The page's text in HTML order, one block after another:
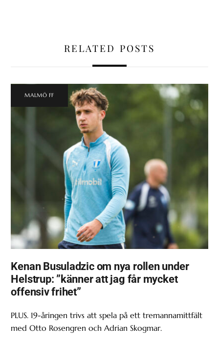
RELATED POSTS
MALMÖ FF
Kenan Busuladzic om nya rollen under
Helstrup: ”känner att jag får mycket
offensiv frihet”
PLUS. 19-åringen trivs att spela på ett tremannamittfält
med Otto Rosengren och Adrian Skogmar.